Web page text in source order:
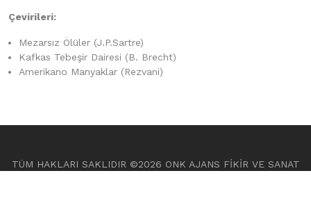
Çevirileri:
Mezarsız Ölüler (J.P.Sartre)
Kafkas Tebeşir Dairesi (B. Brecht)
Amerikano Manyaklar (Rezvani)
TÜM HAKLARI SAKLIDIR ©2026 ONK AJANS FİKİR VE SANAT